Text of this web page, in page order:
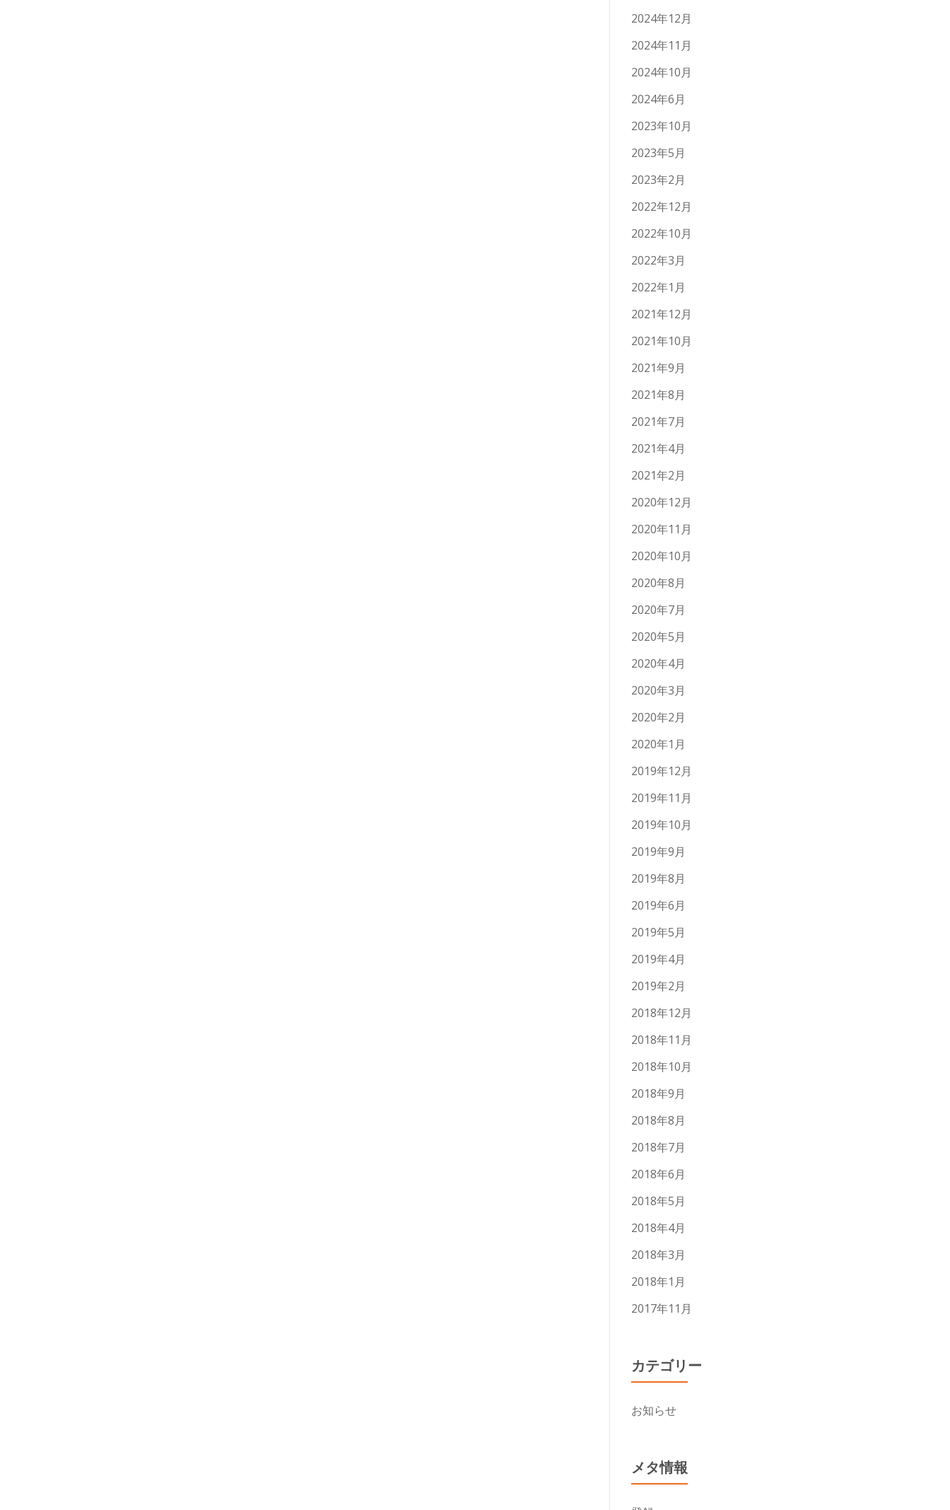
2024年12月
2024年11月
2024年10月
2024年6月
2023年10月
2023年5月
2023年2月
2022年12月
2022年10月
2022年3月
2022年1月
2021年12月
2021年10月
2021年9月
2021年8月
2021年7月
2021年4月
2021年2月
2020年12月
2020年11月
2020年10月
2020年8月
2020年7月
2020年5月
2020年4月
2020年3月
2020年2月
2020年1月
2019年12月
2019年11月
2019年10月
2019年9月
2019年8月
2019年6月
2019年5月
2019年4月
2019年2月
2018年12月
2018年11月
2018年10月
2018年9月
2018年8月
2018年7月
2018年6月
2018年5月
2018年4月
2018年3月
2018年1月
2017年11月
カテゴリー
お知らせ
メタ情報